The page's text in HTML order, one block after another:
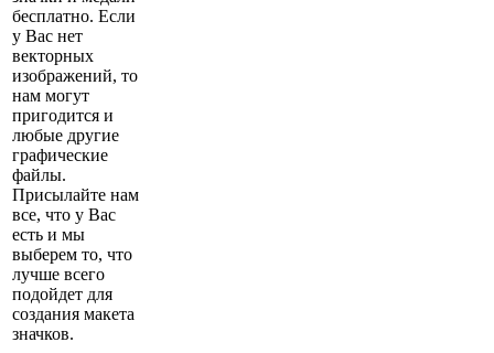
бесплатно. Если
у Вас нет
векторных
изображений, то
нам могут
пригодится и
любые другие
графические
файлы.
Присылайте нам
все, что у Вас
есть и мы
выберем то, что
лучше всего
подойдет для
создания макета
значков.